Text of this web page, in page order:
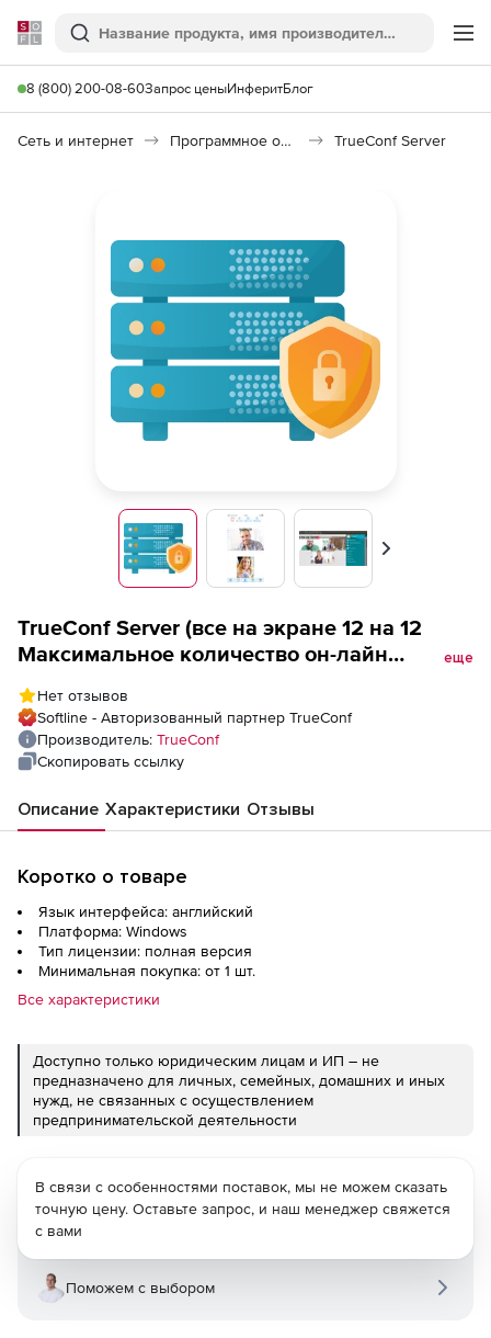
Softline
Поиск
8 (800) 200-08-60Запрос ценыИнферитБлог
Сеть и интернет Программное обеспечение для онлайн общения TrueConf Server
Вперед
TrueConf Server (все на экране 12 на 12
Максимальное количество он-лайн
еще
Нет отзывов
Softline - Авторизованный партнер TrueConf
Производитель: TrueConf
Скопировать ссылку
Описание Характеристики Отзывы
Коротко о товаре
Язык интерфейса: английский
Платформа: Windows
Тип лицензии: полная версия
Минимальная покупка: от 1 шт.
Все характеристики
Доступно только юридическим лицам и ИП – не
предназначено для личных, семейных, домашних и иных
нужд, не связанных с осуществлением
предпринимательской деятельности
В связи с особенностями поставок, мы не можем сказать
точную цену. Оставьте запрос, и наш менеджер свяжется
с вами
Поможем с выбором